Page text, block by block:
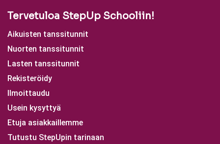
Tervetuloa StepUp Schooliin!
Aikuisten tanssitunnit
Nuorten tanssitunnit
Lasten tanssitunnit
Rekisteröidy
Ilmoittaudu
Usein kysyttyä
Etuja asiakkaillemme
Tutustu StepUpin tarinaan